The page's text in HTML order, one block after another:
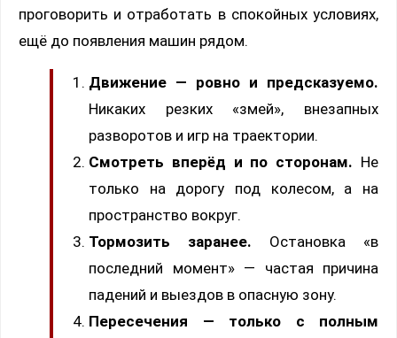
проговорить и отработать в спокойных условиях,
ещё до появления машин рядом.
Движение — ровно и предсказуемо.
Никаких резких «змей», внезапных
разворотов и игр на траектории.
Смотреть вперёд и по сторонам. Не
только на дорогу под колесом, а на
пространство вокруг.
Тормозить заранее. Остановка «в
последний момент» — частая причина
падений и выездов в опасную зону.
Пересечения — только с полным